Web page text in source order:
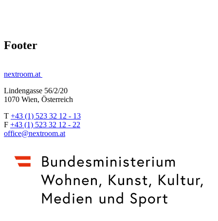
Footer
nextroom.at
Lindengasse 56/2/20
1070 Wien, Österreich
T +43 (1) 523 32 12 - 13
F +43 (1) 523 32 12 - 22
office@nextroom.at